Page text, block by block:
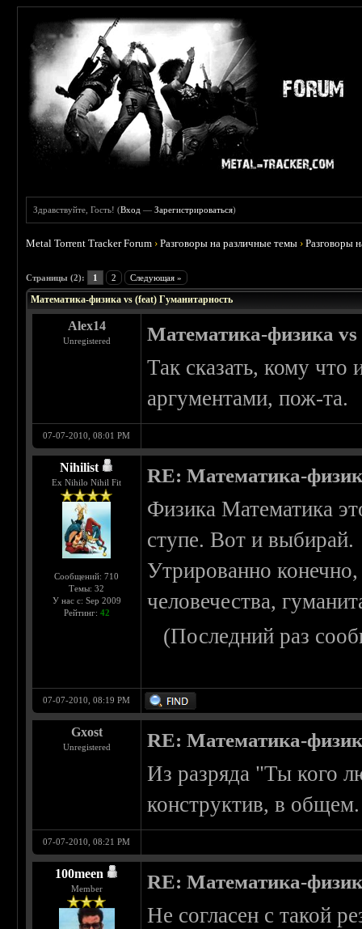
Здравствуйте, Гость! (Вход —Зарегистрироваться)
Metal Torrent Tracker Forum ›Разговоры на различные темы ›Разговоры
Страницы (2): 1 2 Следующая »
Математика-физика vs (feat) Гуманитарность
Alex14
Unregistered Математика-физика
Так сказать, кому
аргументами, пож-та.
07-07-2010, 08:01 PM
Nihilist
Ex Nihilo Nihil Fit
Сообщений: 710
Темы: 32
У нас с: Sep 2009
Рейтинг: 42
RE: Математика-
Физика Математика
ступе. Вот и выбирай.
Утрированно
человечества,
(Последний раз
07-07-2010, 08:19 PM
Gxost
Unregistered RE: Математика-
Из разряда "Ты
конструктив, в общем.
07-07-2010, 08:21 PM
100meen
Member RE: Математика-
Не согласен с такой